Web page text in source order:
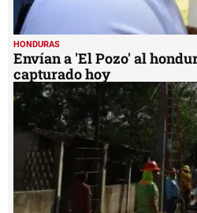
HONDURAS
Envían a 'El Pozo' al
capturado hoy